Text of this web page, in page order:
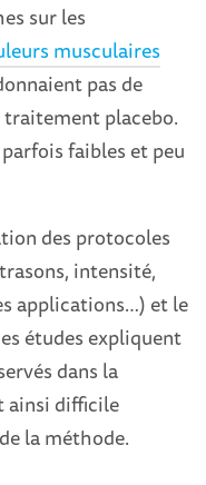
sur les
musculaires
pas de
traitement placebo.
faibles et peu
des protocoles
intensité,
applications…) et le
études expliquent
dans la
ainsi difficile
la méthode.